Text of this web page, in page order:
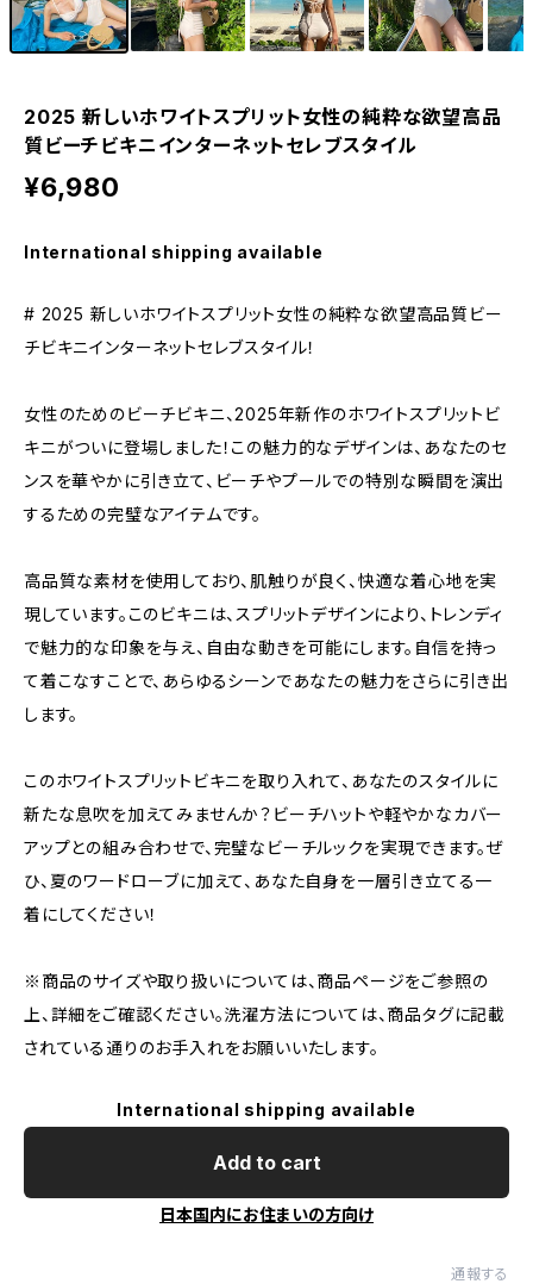
2025 新しいホワイトスプリット女性の純粋な欲望高品
質ビーチビキニインターネットセレブスタイル
¥6,980
International shipping available
# 2025 新しいホワイトスプリット女性の純粋な欲望高品質ビー
チビキニインターネットセレブスタイル！
女性のためのビーチビキニ、2025年新作のホワイトスプリットビ
キニがついに登場しました！この魅力的なデザインは、あなたのセ
ンスを華やかに引き立て、ビーチやプールでの特別な瞬間を演出
するための完璧なアイテムです。
高品質な素材を使用しており、肌触りが良く、快適な着心地を実
現しています。このビキニは、スプリットデザインにより、トレンディ
で魅力的な印象を与え、自由な動きを可能にします。自信を持っ
て着こなすことで、あらゆるシーンであなたの魅力をさらに引き出
します。
このホワイトスプリットビキニを取り入れて、あなたのスタイルに
新たな息吹を加えてみませんか？ビーチハットや軽やかなカバー
アップとの組み合わせで、完璧なビーチルックを実現できます。ぜ
ひ、夏のワードローブに加えて、あなた自身を一層引き立てる一
着にしてください！
※商品のサイズや取り扱いについては、商品ページをご参照の
上、詳細をご確認ください。洗濯方法については、商品タグに記載
されている通りのお手入れをお願いいたします。
International shipping available
Add to cart
日本国内にお住まいの方向け
通報する